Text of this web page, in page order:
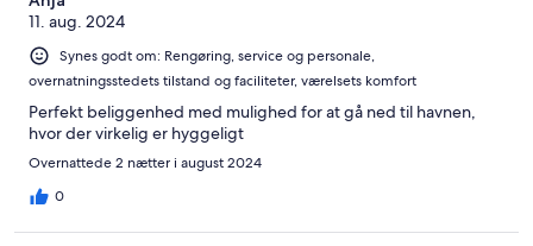
anmeldelser
11. aug. 2024
Synes godt om: Rengøring, service og personale,
overnatningsstedets tilstand og faciliteter, værelsets komfort
Perfekt beliggenhed med mulighed for at gå ned til havnen,
hvor der virkelig er hyggeligt
Overnattede 2 nætter i august 2024
0